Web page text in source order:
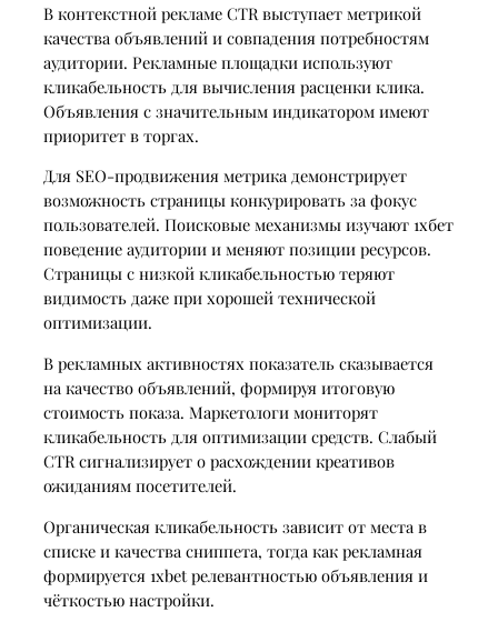
В контекстной рекламе CTR выступает метрикой
качества объявлений и совпадения потребностям
аудитории. Рекламные площадки используют
кликабельность для вычисления расценки клика.
Объявления с значительным индикатором имеют
приоритет в торгах.
Для SEO-продвижения метрика демонстрирует
возможность страницы конкурировать за фокус
пользователей. Поисковые механизмы изучают 1хбет
поведение аудитории и меняют позиции ресурсов.
Страницы с низкой кликабельностью теряют
видимость даже при хорошей технической
оптимизации.
В рекламных активностях показатель сказывается
на качество объявлений, формируя итоговую
стоимость показа. Маркетологи мониторят
кликабельность для оптимизации средств. Слабый
CTR сигнализирует о расхождении креативов
ожиданиям посетителей.
Органическая кликабельность зависит от места в
списке и качества сниппета, тогда как рекламная
формируется 1xbet релевантностью объявления и
чёткостью настройки.